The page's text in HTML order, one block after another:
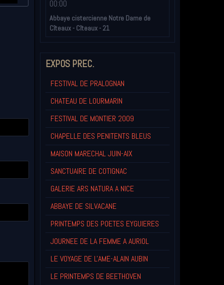
00:00
Abbaye cistercienne Notre Dame de
Cîteaux - Cîteaux - 21
EXPOS PREC.
FESTIVAL DE PRALOGNAN
CHATEAU DE LOURMARIN
FESTIVAL DE MONTIER 2009
CHAPELLE DES PENITENTS BLEUS
MAISON MARECHAL JUIN-AIX
SANCTUAIRE DE COTIGNAC
GALERIE ARS NATURA A NICE
ABBAYE DE SILVACANE
PRINTEMPS DES POETES EYGUIERES
JOURNEE DE LA FEMME A AURIOL
LE VOYAGE DE L'AME-ALAIN AUBIN
LE PRINTEMPS DE BEETHOVEN